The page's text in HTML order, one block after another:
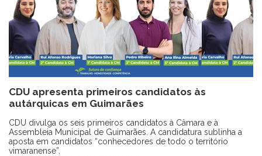
CDU apresenta primeiros candidatos às
autárquicas em Guimarães
CDU divulga os seis primeiros candidatos à Câmara e à
Assembleia Municipal de Guimarães. A candidatura sublinha a
aposta em candidatos “conhecedores de todo o território
vimaranense”.